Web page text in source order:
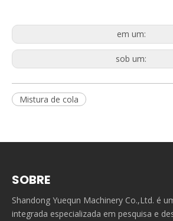
em um:
sob um:
Mistura de cola
SOBRE
Shandong Yuequn Machinery Co.,Ltd. é
integrada especializada em pesquisa e